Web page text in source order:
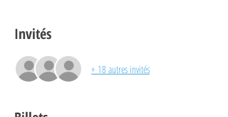
Invités
+ 18 autres invités